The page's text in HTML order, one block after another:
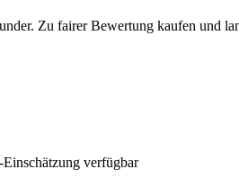
Zu fairer Bewertung kaufen und
verfügbar